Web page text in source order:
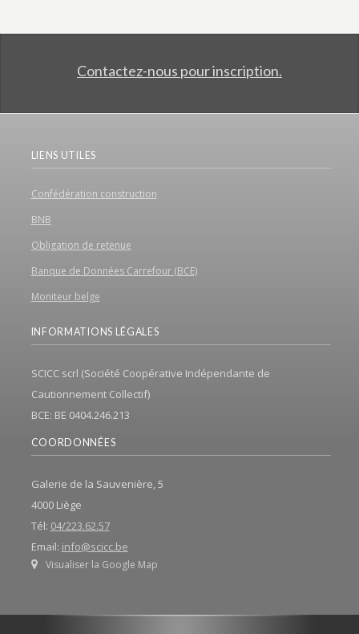
Contactez-nous pour inscription.
LIENS UTILES
Confédération construction
BNB
Obligation de retenue
Banque de Données Carrefour (BCE)
Moniteur belge
INFORMATIONS LÉGALES
SCICC scrl (Société Coopérative Indépendante de
Cautionnement Collectif)
BCE: BE 0404.246.213
COORDONNÉES
Galerie de la Sauvenière, 5
4000 Liège
Tél: 04/223.62.57
Email: info@scicc.be
Visualiser la Google Map